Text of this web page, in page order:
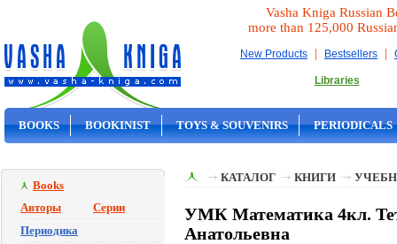
Vasha Kniga Russian
more than 125,000
New Products | Bestsellers |
Libraries
BOOKS BOOKINIST TOYS & SOUVENIRS PERIODICALS
Books
Авторы
Серии
Периодика
КАТАЛОГ КНИГИ
УМК Математика 4кл.
Анатольевна